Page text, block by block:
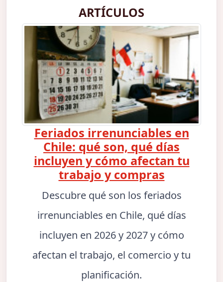
ARTÍCULOS
Feriados irrenunciables en
Chile: qué son, qué días
incluyen y cómo afectan tu
trabajo y compras
Descubre qué son los feriados
irrenunciables en Chile, qué días
incluyen en 2026 y 2027 y cómo
afectan el trabajo, el comercio y tu
planificación.